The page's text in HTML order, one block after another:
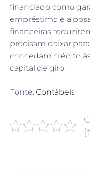
financiado como
empréstimo e a
financeiras
precisam deixar
concedam crédito
capital de giro.
Fonte: Contábeis